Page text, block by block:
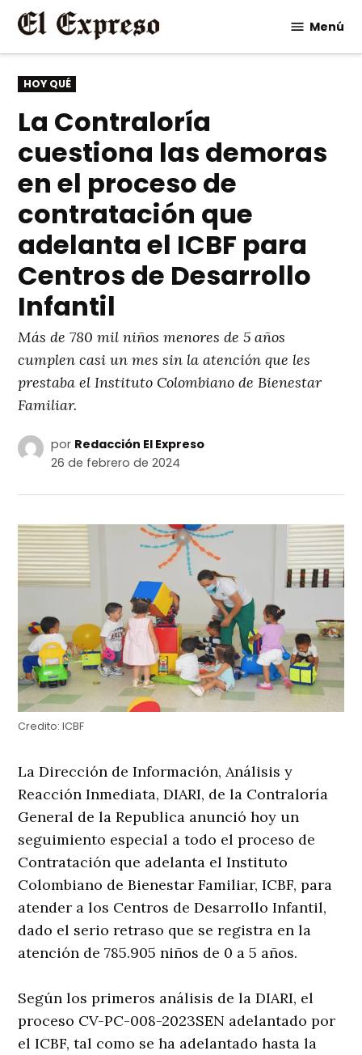
Saltar
contenido
Menú
PUBLICADO
EN
HOY QUÉ
La Contraloría
cuestiona las demoras
en el proceso de
contratación que
adelanta el ICBF para
Centros de Desarrollo
Infantil
Más de 780 mil niños menores de 5 años
cumplen casi un mes sin la atención que les
prestaba el Instituto Colombiano de Bienestar
Familiar.
por Redacción El Expreso
26 de febrero de 2024
Credito: ICBF
La Dirección de Información, Análisis y
Reacción Inmediata, DIARI, de la Contraloría
General de la Republica anunció hoy un
seguimiento especial a todo el proceso de
Contratación que adelanta el Instituto
Colombiano de Bienestar Familiar, ICBF, para
atender a los Centros de Desarrollo Infantil,
dado el serio retraso que se registra en la
atención de 785.905 niños de 0 a 5 años.
Según los primeros análisis de la DIARI, el
proceso CV-PC-008-2023SEN adelantado por
el ICBF, tal como se ha adelantado hasta la